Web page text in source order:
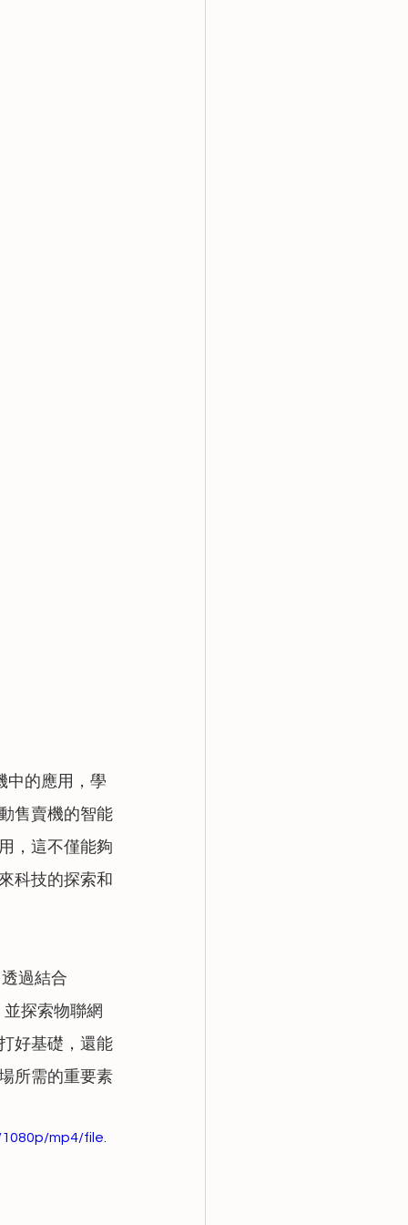
中的應用，學
售賣機的智能
，這不僅能夠
科技的探索和
過結合
探索物聯網
好基礎，還能
所需的重要素
mp4/file.